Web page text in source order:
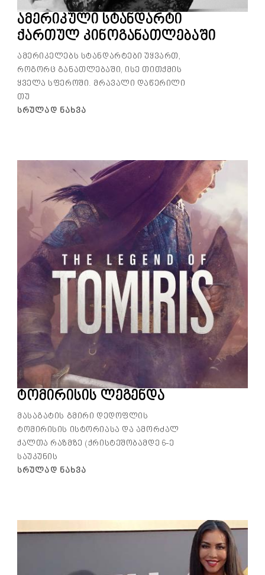
ამერიკული სტანდარტი
ქართულ კინოგანათლებაში
ამერიკელებს სტანდარტები უყვართ,
როგორც განათლებაში, ისე თითქმის
ყველა სფეროში. მრავალი დაწერილი
თუ
Სრულად Ნახვა
ტომირისის ლეგენდა
მასაგატის გმირი დედოფლის
ტომირისის ისტორიასა და ამორძალ
ქალთა რაზმზე (ქრისტეშობამდე 6-ე
საუკუნის
Სრულად Ნახვა